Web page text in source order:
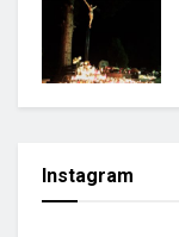
Instagram